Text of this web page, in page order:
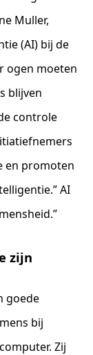
Muller,
(AI) bij de
ogen moeten
blijven
controle
en promoten
AI
zijn
goede
bij
Zij